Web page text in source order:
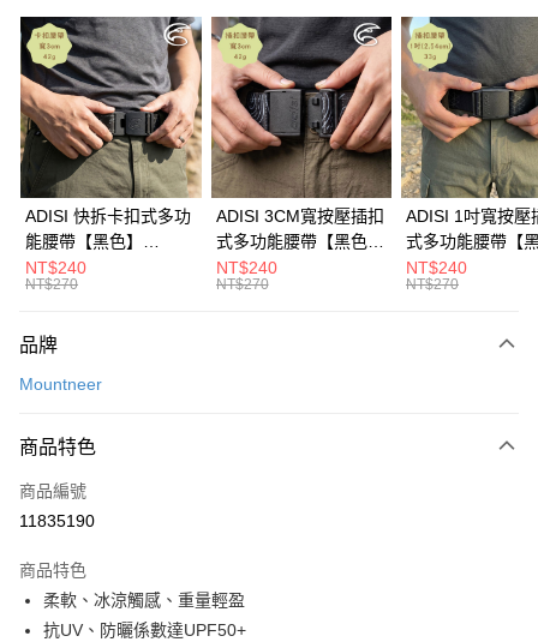
超商取貨付款
LINE Pay
Apple Pay
街口支付
悠遊付
Google Pay
全盈+PAY
AFTEE先享後付
【關於「AFTEE先享後付」】
便利好安心！
１．簡單：不需註冊會員、不需綁卡、不需儲值。
２．便利：只要手機號碼，簡訊認證，即可結帳。
３．安心：先確認商品／服務後，再付款。
１．於結帳方式選擇「AFTEE先享後付」後，將跳轉至「AFTEE先享後付」
結帳頁面，進行簡訊認證並確認金額後，即可完成結帳。
２．訂單成立數日內，您將收到繳費通知簡訊。
３．收到繳費通知簡訊後14天內，點擊此簡訊中的連結，可透過四大超商／
貨到付款
運送方式
7-11取貨付款
ADISI 快拆卡扣式多功
能腰帶【黑色】
AS26038 / MIT台灣製
NT$240
NT$270
ADISI 3CM寬按壓插扣
式多功能腰帶【黑色】
AS26047 / MIT台灣製
NT$240
NT$270
ADISI 1吋寬按壓
式多功能腰帶【
AS26035 / MIT
NT$240
NT$270
品牌
Mountneer
商品特色
商品編號
11835190
商品特色
柔軟、冰涼觸感、重量輕盈
抗UV、防曬係數達UPF50+